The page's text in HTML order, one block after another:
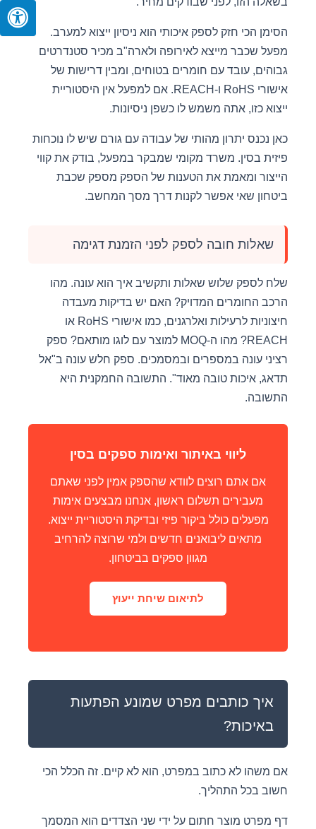
הסימן הכי חזק לספק איכותי הוא ניסיון ייצוא למערב.
מפעל שכבר מייצא לאירופה ולארה"ב מכיר סטנדרטים
גבוהים, עובד עם חומרים בטוחים, ומבין דרישות של
אישורי RoHS ו-REACH. אם למפעל אין היסטוריית
ייצוא כזו, אתה משמש לו כשפן ניסיונות.
כאן נכנס יתרון מהותי של עבודה עם גורם שיש לו נוכחות
פיזית בסין. משרד מקומי שמבקר במפעל, בודק את קווי
הייצור ומאמת את הטענות של הספק מספק שכבת
ביטחון שאי אפשר לקנות דרך מסך המחשב.
שאלות חובה לספק לפני הזמנת דגימה
שלח לספק שלוש שאלות ותקשיב איך הוא עונה. מהו
הרכב החומרים המדויק? האם יש בדיקות מעבדה
חיצוניות לרעילות ואלרגנים, כמו אישורי RoHS או
REACH? מהו ה-MOQ למוצר עם לוגו מותאם? ספק
רציני עונה במספרים ובמסמכים. ספק חלש עונה ב"אל
תדאג, איכות טובה מאוד". התשובה החמקנית היא
התשובה.
ליווי באיתור ואימות ספקים בסין
אם אתם רוצים לוודא שהספק אמין לפני שאתם
מעבירים תשלום ראשון, אנחנו מבצעים אימות
מפעלים כולל ביקור פיזי ובדיקת היסטוריית ייצוא.
מתאים ליבואנים חדשים ולמי שרוצה להרחיב
מגוון ספקים בביטחון.
לתיאום שיחת ייעוץ
איך כותבים מפרט שמונע הפתעות
באיכות?
אם משהו לא כתוב במפרט, הוא לא קיים. זה הכלל הכי
חשוב בכל התהליך.
דף מפרט מוצר חתום על ידי שני הצדדים הוא המסמך